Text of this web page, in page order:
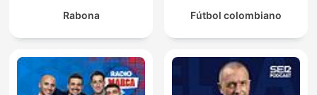
Rabona Fútbol colombiano